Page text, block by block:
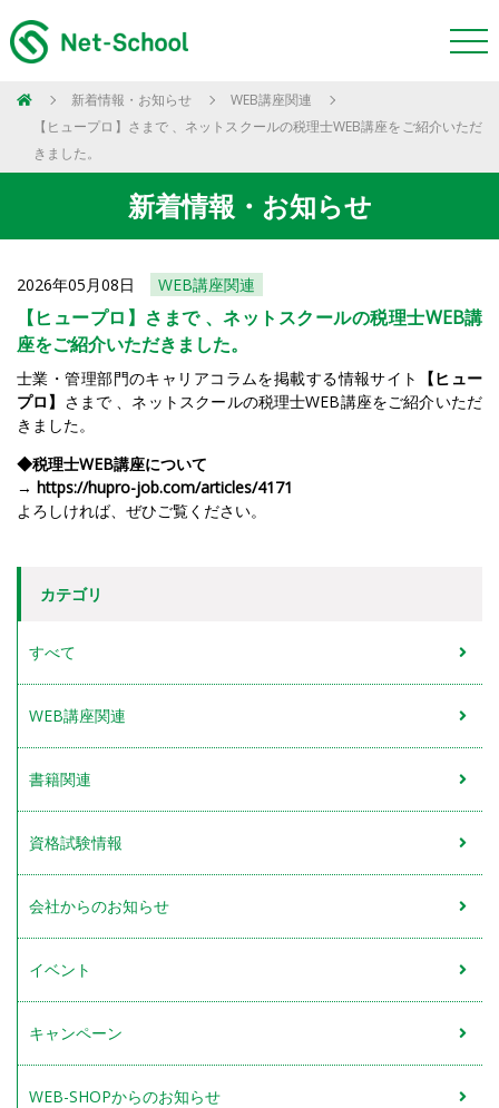
新着情報・お知らせ
WEB講座関連
【ヒュープロ】さまで 、ネットスクールの税理士WEB講座をご紹介いただ
きました。
新着情報・お知らせ
2026年05月08日 WEB講座関連
【ヒュープロ】さまで 、ネットスクールの税理士WEB講
座をご紹介いただきました。
士業・管理部門のキャリアコラムを掲載する情報サイト
【ヒュー
プロ】 さまで 、ネットスクールの税理士WEB講座をご紹介いただ
きました。
◆税理士WEB講座について
→ https://hupro-job.com/articles/4171
よろしければ、ぜひご覧ください。
カテゴリ
すべて
WEB講座関連
書籍関連
資格試験情報
会社からのお知らせ
イベント
キャンペーン
WEB-SHOPからのお知らせ